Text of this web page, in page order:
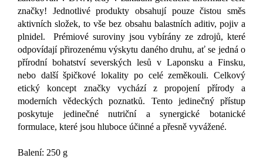
značky! Jednotlivé produkty obsahují pouze čistou směs
aktivních složek, to vše bez obsahu balastních aditiv, pojiv a
plnidel. Prémiové suroviny jsou vybírány ze zdrojů, které
odpovídají přirozenému výskytu daného druhu, ať se jedná o
přírodní bohatství severských lesů v Laponsku a Finsku,
nebo další špičkové lokality po celé zeměkouli. Celkový
etický koncept značky vychází z propojení přírody a
moderních vědeckých poznatků. Tento jedinečný přístup
poskytuje jedinečné nutriční a synergické botanické
formulace, které jsou hluboce účinné a přesně vyvážené.
Balení: 250 g